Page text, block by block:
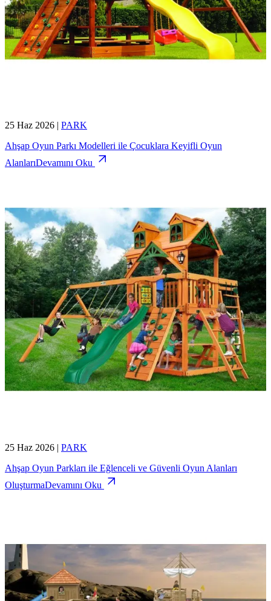
25 Haz 2026 | PARK
Ahşap Oyun Parkı Modelleri ile Çocuklara Keyifli Oyun
AlanlarıDevamını Oku
25 Haz 2026 | PARK
Ahşap Oyun Parkları ile Eğlenceli ve Güvenli Oyun Alanları
OluşturmaDevamını Oku